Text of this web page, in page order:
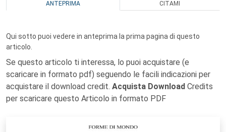
ANTEPRIMA CITAMI
Qui sotto puoi vedere in anteprima la prima pagina di questo
articolo.
Se questo articolo ti interessa, lo puoi acquistare (e
scaricare in formato pdf) seguendo le facili indicazioni per
acquistare il download credit. Acquista Download Credits
per scaricare questo Articolo in formato PDF